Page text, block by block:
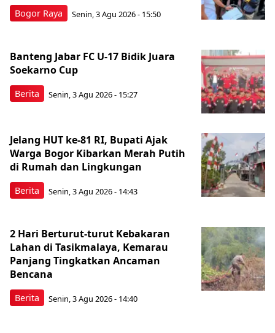
Bogor Raya Senin, 3 Agu 2026 - 15:50
Berita
Banteng Jabar FC U-17 Bidik Juara
Soekarno Cup
Senin, 3 Agu 2026 - 15:27
Berita
Jelang HUT ke-81 RI, Bupati Ajak
Warga Bogor Kibarkan Merah Putih
di Rumah dan Lingkungan
Senin, 3 Agu 2026 - 14:43
Berita
2 Hari Berturut-turut Kebakaran
Lahan di Tasikmalaya, Kemarau
Panjang Tingkatkan Ancaman
Bencana
Senin, 3 Agu 2026 - 14:40